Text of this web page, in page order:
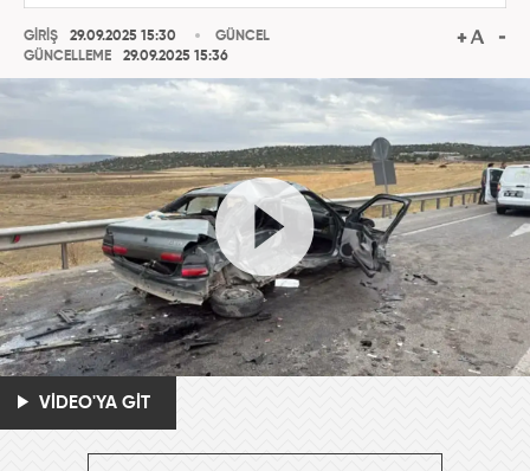
GİRİŞ
29.09.2025 15:30
GÜNCELLEME
29.09.2025 15:36
GÜNCEL
VİDEO'YA GİT